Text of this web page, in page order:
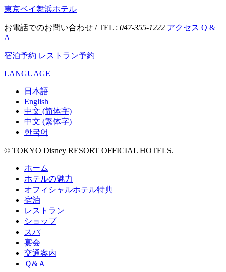
東京ベイ舞浜ホテル
お電話でのお問い合わせ / TEL : 047-355-1222 アクセス Q &
A
宿泊予約 レストラン予約
LANGUAGE
日本語
English
中文 (简体字)
中文 (繁体字)
한국어
© TOKYO Disney RESORT OFFICIAL HOTELS.
ホーム
ホテルの魅力
オフィシャルホテル特典
宿泊
レストラン
ショップ
スパ
宴会
交通案内
Ｑ&Ａ